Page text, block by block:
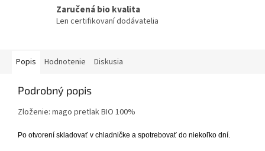
Zaručená bio kvalita
Len certifikovaní dodávatelia
Popis Hodnotenie Diskusia
Podrobný popis
Zloženie: mago pretlak BIO 100%
Po otvorení skladovať v chladničke a spotrebovať do niekoľko dní.